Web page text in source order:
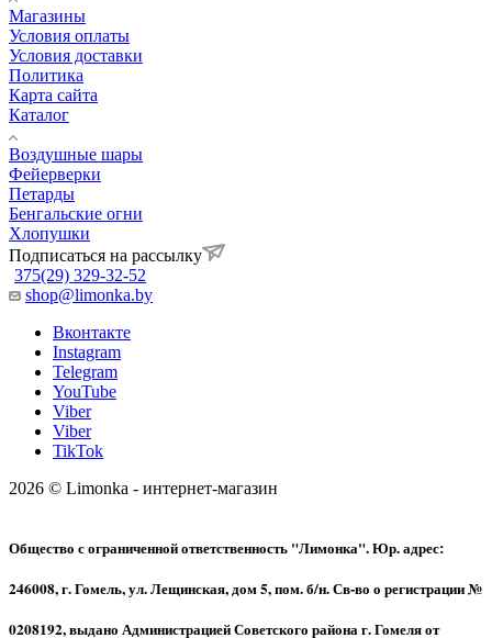
Магазины
Условия оплаты
Условия доставки
Политика
Карта сайта
Каталог
Воздушные шары
Фейерверки
Петарды
Бенгальские огни
Хлопушки
Подписаться на рассылку
375(29) 329-32-52
shop@limonka.by
Вконтакте
Instagram
Telegram
YouTube
Viber
Viber
TikTok
2026 © Limonka - интернет-магазин
Общество с ограниченной ответственность "Лимонка". Юр. адрес:
246008, г. Гомель, ул. Лещинская, дом 5, пом. б/н. Св-во о регистрации №
0208192, выдано Администрацией Советского района г. Гомеля от